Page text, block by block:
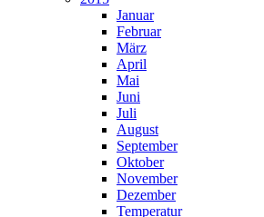
Januar
Februar
März
April
Mai
Juni
Juli
August
September
Oktober
November
Dezember
Temperatur